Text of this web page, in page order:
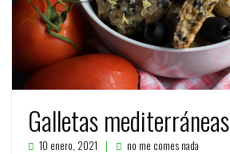
Galletas mediterráneas
10 enero, 2021 no me comes nada